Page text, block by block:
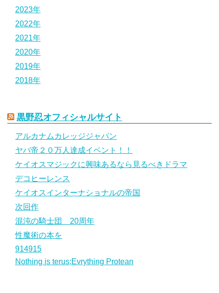
2023年
2022年
2021年
2020年
2019年
2018年
黒野忍オフィシャルサイト
アルカナムカレッジジャパン
ヤバ帝２０万人達成イベント！！
ケイオスマジックに興味あるなら見るべきドラマ
デコヒーレンス
ケイオスインターナショナルの帝国
次回作
混沌の騎士団 20周年
性魔術の本を
914915
Nothing is terus;Evrything Protean